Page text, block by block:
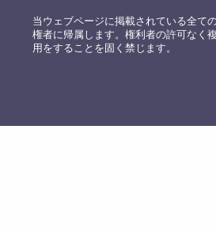
当ウェブページに掲載されている全て
権者に帰属します。権利者の許可なく
用をすることを固く禁じます。